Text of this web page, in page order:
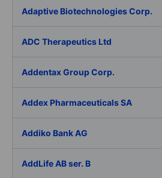
Adaptive Biotechnologies Corp.
ADC Therapeutics Ltd
Addentax Group Corp.
Addex Pharmaceuticals SA
Addiko Bank AG
AddLife AB ser. B